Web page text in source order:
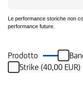
Le performance storiche non
performance future.
Prodotto
Strike (40,00 EUR)